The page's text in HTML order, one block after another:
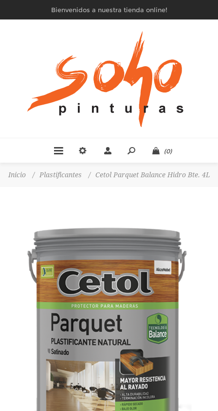
Bienvenidos a nuestra tienda online!
(0)
Inicio / Plastificantes / Cetol Parquet Balance Hidro Bte. 4L